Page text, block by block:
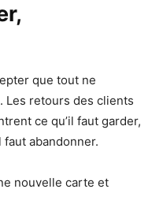
que tout ne
Les retours des clients
ce qu’il faut garder,
faut abandonner.
nouvelle carte et